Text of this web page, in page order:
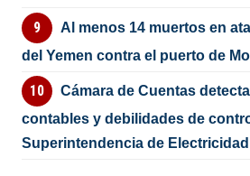
Al menos 14 muertos en
del Yemen contra el puerto de
Cámara de Cuentas
contables y debilidades de
Superintendencia de Electricidad